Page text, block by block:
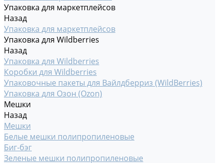
Упаковка для маркетплейсов
Назад
Упаковка для маркетплейсов
Упаковка для Wildberries
Назад
Упаковка для Wildberries
Коробки для Wildberries
Упаковочные пакеты для Вайлдберриз (WildBerries)
Упаковка для Озон (Ozon)
Мешки
Назад
Мешки
Белые мешки полипропиленовые
Биг-бэг
Зеленые мешки полипропиленовые